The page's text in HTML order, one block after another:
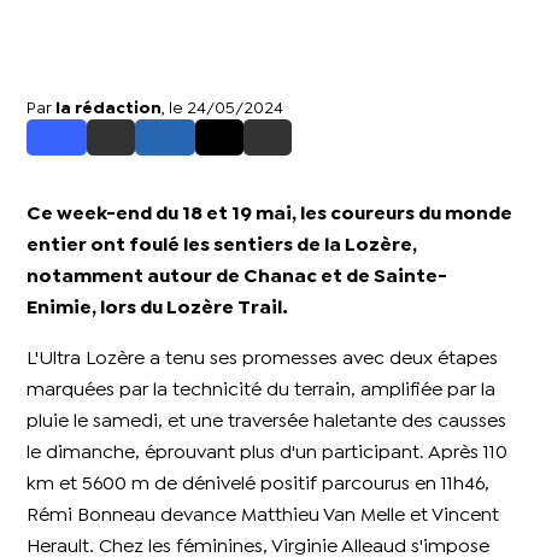
Par la rédaction , le 24/05/2024
Ce week-end du 18 et 19 mai, les coureurs du monde
entier ont foulé les sentiers de la Lozère,
notamment autour de Chanac et de Sainte-
Enimie, lors du Lozère Trail.
L'Ultra Lozère a tenu ses promesses avec deux étapes
marquées par la technicité du terrain, amplifiée par la
pluie le samedi, et une traversée haletante des causses
le dimanche, éprouvant plus d'un participant. Après 110
km et 5600 m de dénivelé positif parcourus en 11h46,
Rémi Bonneau devance Matthieu Van Melle et Vincent
Herault. Chez les féminines, Virginie Alleaud s'impose